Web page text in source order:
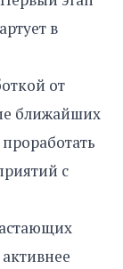
в
от
ближайших
с